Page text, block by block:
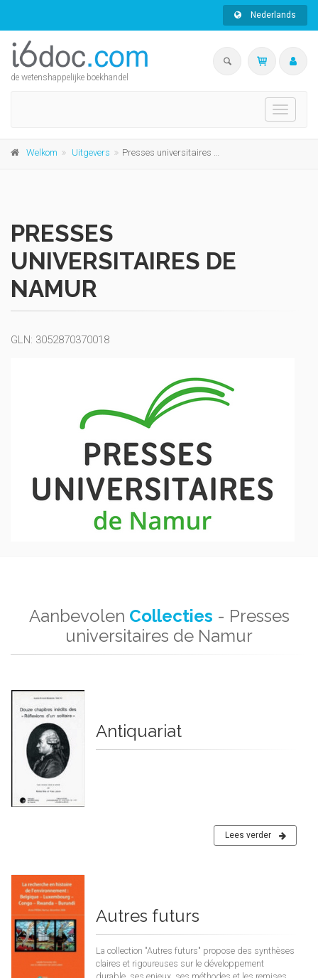
Nederlands
de wetenshappelijke boekhandel
Toggle
Welkom Uitgevers Presses universitaires de Namur
PRESSES
UNIVERSITAIRES DE
NAMUR
GLN: 3052870370018
Aanbevolen Collecties - Presses
universitaires de Namur
Antiquariat
Lees verder
Autres futurs
La collection "Autres futurs" propose des synthèses
claires et rigoureuses sur le développement